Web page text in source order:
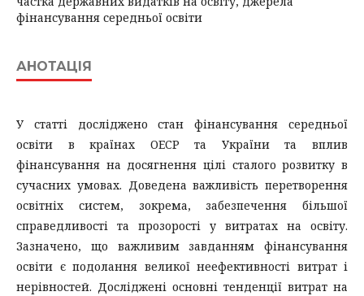
фінансування середньої освіти
АНОТАЦІЯ
У статті досліджено стан фінансування середньої
освіти в країнах ОЕСР та України та вплив
фінансування на досягнення цілі сталого розвитку в
сучасних умовах. Доведена важливість перетворення
освітніх систем, зокрема, забезпечення більшої
справедливості та прозорості у витратах на освіту.
Зазначено, що важливим завданням фінансування
освіти є подолання великої неефективності витрат і
нерівностей. Досліджені основні тенденції витрат на